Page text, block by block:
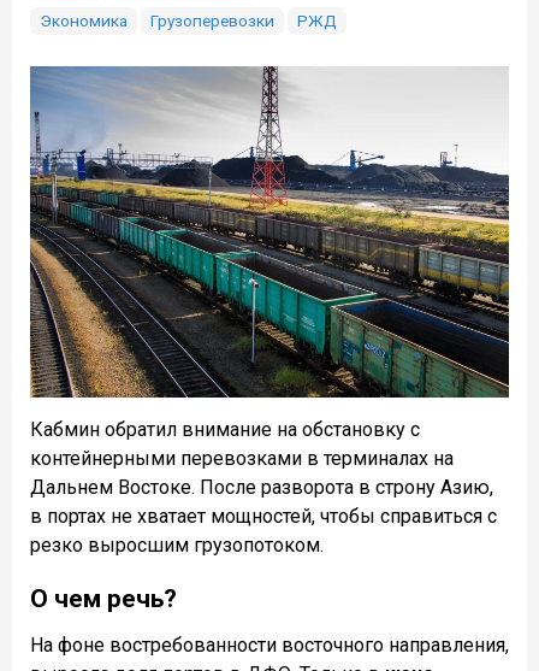
Экономика
Грузоперевозки РЖД
Кабмин обратил внимание на обстановку с
контейнерными перевозками в терминалах на
Дальнем Востоке. После разворота в строну Азию,
в портах не хватает мощностей, чтобы справиться с
резко выросшим грузопотоком.
О чем речь?
На фоне востребованности восточного направления,